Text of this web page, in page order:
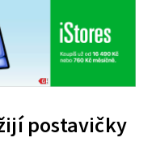
postavičky